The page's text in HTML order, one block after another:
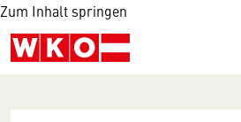
Zum Inhalt springen